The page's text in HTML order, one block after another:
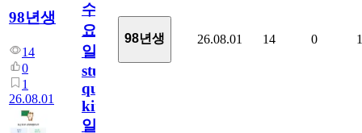
98년생
14
0
1
26.08.01
수
요
일/English
study
quiz
king771
일
98년생 26.08.01 14 0 1